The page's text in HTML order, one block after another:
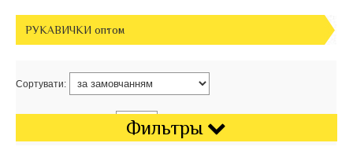
Фильтры
РУКАВИЧКИ оптом
Сортувати: